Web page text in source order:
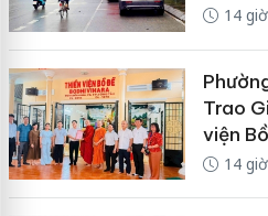
14
Trao
viện
14